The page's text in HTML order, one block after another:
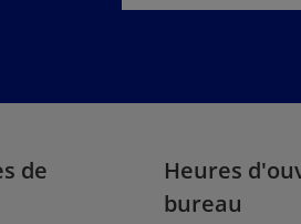
informations sur la
conditions générales
de
Heures
bureau